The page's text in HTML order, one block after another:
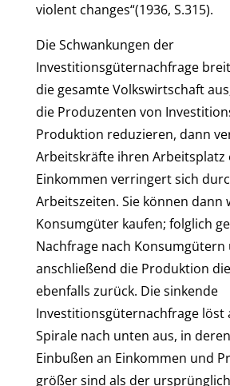
violent changes“(1936, S.315).
Die Schwankungen der
Investitionsgüternachfrage
die gesamte Volkswirtschaft
die Produzenten von
Produktion reduzieren, dann
Arbeitskräfte ihren Arbeitsplatz
Einkommen verringert sich
Arbeitszeiten. Sie können dann
Konsumgüter kaufen; folglich
Nachfrage nach Konsumgütern
anschließend die Produktion
ebenfalls zurück. Die sinkende
Investitionsgüternachfrage löst
Spirale nach unten aus, in
Einbußen an Einkommen und
größer sind als der